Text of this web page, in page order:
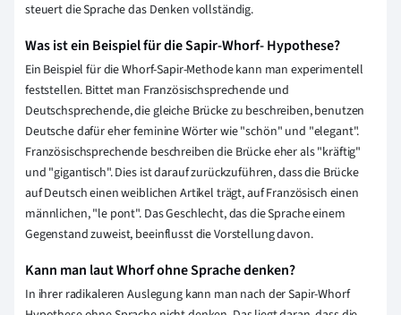
steuert die Sprache das Denken vollständig.
Was ist ein Beispiel für die Sapir-Whorf- Hypothese?
Ein Beispiel für die Whorf-Sapir-Methode kann man experimentell
feststellen. Bittet man Französischsprechende und
Deutschsprechende, die gleiche Brücke zu beschreiben, benutzen
Deutsche dafür eher feminine Wörter wie "schön" und "elegant".
Französischsprechende beschreiben die Brücke eher als "kräftig"
und "gigantisch". Dies ist darauf zurückzuführen, dass die Brücke
auf Deutsch einen weiblichen Artikel trägt, auf Französisch einen
männlichen, "le pont". Das Geschlecht, das die Sprache einem
Gegenstand zuweist, beeinflusst die Vorstellung davon.
Kann man laut Whorf ohne Sprache denken?
In ihrer radikaleren Auslegung kann man nach der Sapir-Whorf